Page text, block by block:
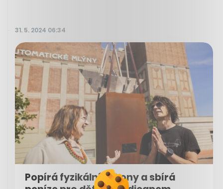
31. 5. 2024 06:34
Popírá fyzikální zákony a sbírá